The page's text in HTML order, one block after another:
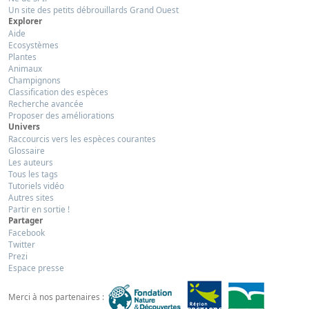
Un site des petits débrouillards Grand Ouest
Explorer
Aide
Ecosystèmes
Plantes
Animaux
Champignons
Classification des espèces
Recherche avancée
Proposer des améliorations
Univers
Raccourcis vers les espèces courantes
Glossaire
Les auteurs
Tous les tags
Tutoriels vidéo
Autres sites
Partir en sortie !
Partager
Facebook
Twitter
Prezi
Espace presse
Merci à nos partenaires :